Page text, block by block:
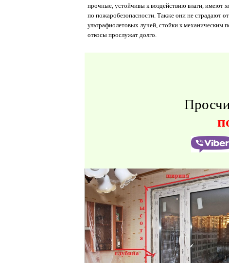
прочные, устойчивы к воздействию влаги, имеют
по пожаробезопасности. Также они не страдают
ультрафиолетовых лучей, стойки к механическим
откосы прослужат долго.